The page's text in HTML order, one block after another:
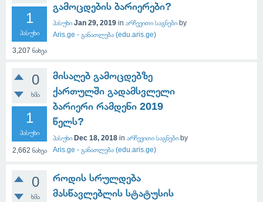
1
პასუხი
3,207 ნახვა
გამოცდების ბარიერები?
პასუხი Jan 29, 2019 in არჩევითი საგნები by
Aris.ge - განათლება (edu.aris.ge)
0
ხმა
1
პასუხი
2,662 ნახვა
მისაღებ გამოცდებზე
ქართულში გადამსვლელი
ბარიერი რამდენი 2019
წელს?
პასუხი Dec 18, 2018 in არჩევითი საგნები by
Aris.ge - განათლება (edu.aris.ge)
0
ხმა
როდის სრულდება
მასწავლებლის სტატუსის